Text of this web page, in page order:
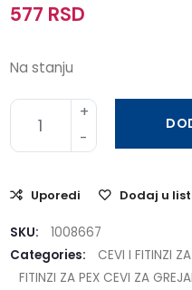
577 RSD
Na stanju
Uporedi Dodaj u
SKU:
1008667
Categories:
CEVI I FITINZI
FITINZI ZA PEX CEVI ZA